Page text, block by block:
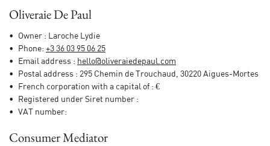
 Recopier le code ci-contre
Rafraîchir le captcha
En cochant cette case, vous consentez à recevoir nos propositions commerciales à
Oliveraie De Paul
Owner : Laroche Lydie
Phone: +3 36 03 95 06 25
Email address :
Postal address : 295 Chemin de Trouchaud, 30220 Aigues-Mortes
French corporation with a capital of : €
Registered under Siret number :
VAT number:
Consumer Mediator